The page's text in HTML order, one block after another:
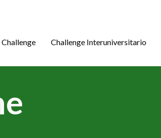
Challenge Interuniversitario